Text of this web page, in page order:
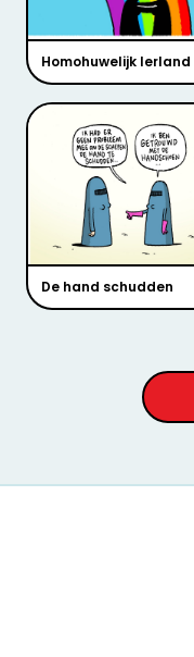
Homohuwelijk Ierland
De hand schudden